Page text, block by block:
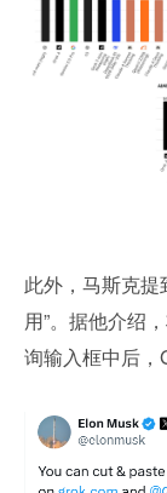
此外，马斯克提
用”。据他介绍
询输入框中后，